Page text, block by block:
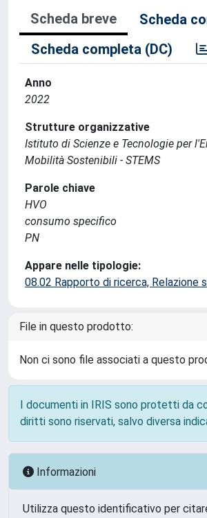
Scheda breve
Scheda
Scheda completa (DC)
Anno
2022
Strutture organizzative
Istituto di Scienze e Tecnologie per
Mobilità Sostenibili - STEMS
Parole chiave
HVO
consumo specifico
PN
Appare nelle tipologie:
08.02 Rapporto di ricerca, Relazione
File in questo prodotto:
Non ci sono file associati a questo
I documenti in IRIS sono protetti da
diritti sono riservati, salvo diversa
Informazioni
Utilizza questo identificativo per